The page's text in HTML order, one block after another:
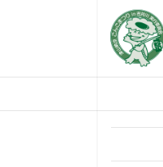
ス
キ